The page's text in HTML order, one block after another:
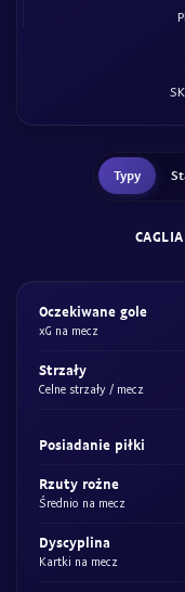
Typy
Oczekiwane gole
xG na mecz
Strzały
Celne strzały / mecz
Posiadanie piłki
Rzuty rożne
Średnio na mecz
Dyscyplina
Kartki na mecz